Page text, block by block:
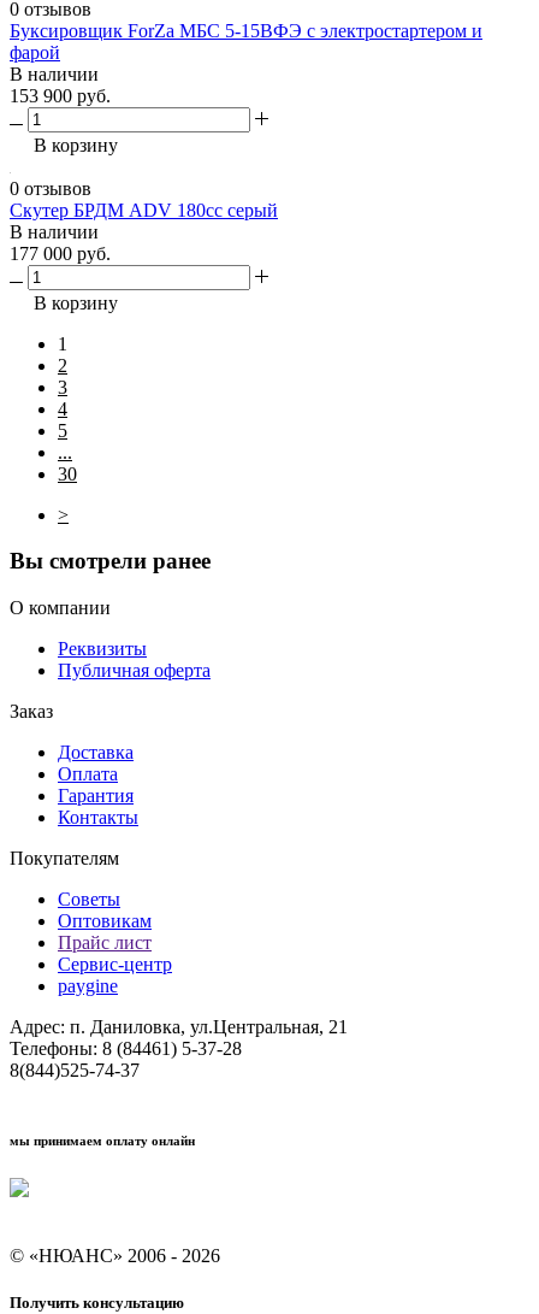
0 отзывов
Буксировщик ForZa МБС 5-15ВФЭ с электростартером и
фарой
В наличии
153 900 руб.
В корзину
0 отзывов
Скутер БРДМ ADV 180cc серый
В наличии
177 000 руб.
В корзину
1
2
3
4
5
...
30
>
Вы смотрели ранее
О компании
Реквизиты
Публичная оферта
Заказ
Доставка
Оплата
Гарантия
Контакты
Покупателям
Советы
Оптовикам
Прайс лист
Сервис-центр
paygine
Адрес: п. Даниловка, ул.Центральная, 21
Телефоны: 8 (84461) 5-37-28
8(844)525-74-37
мы принимаем оплату онлайн
© «НЮАНС» 2006 - 2026
Получить консультацию